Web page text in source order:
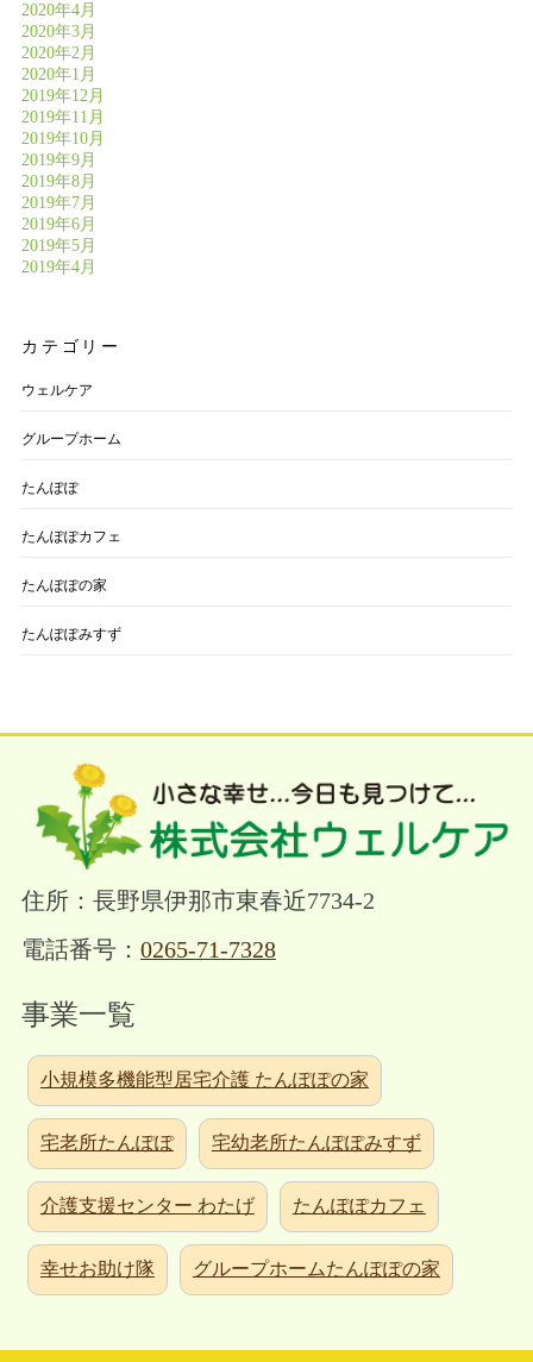
2020年4月
2020年3月
2020年2月
2020年1月
2019年12月
2019年11月
2019年10月
2019年9月
2019年8月
2019年7月
2019年6月
2019年5月
2019年4月
カテゴリー
ウェルケア
グループホーム
たんぽぽ
たんぽぽカフェ
たんぽぽの家
たんぽぽみすず
住所：長野県伊那市東春近7734-2
電話番号： 0265-71-7328
事業一覧
小規模多機能型居宅介護 たんぽぽの家
宅老所たんぽぽ 宅幼老所たんぽぽみすず
介護支援センター わたげ たんぽぽカフェ
幸せお助け隊 グループホームたんぽぽの家